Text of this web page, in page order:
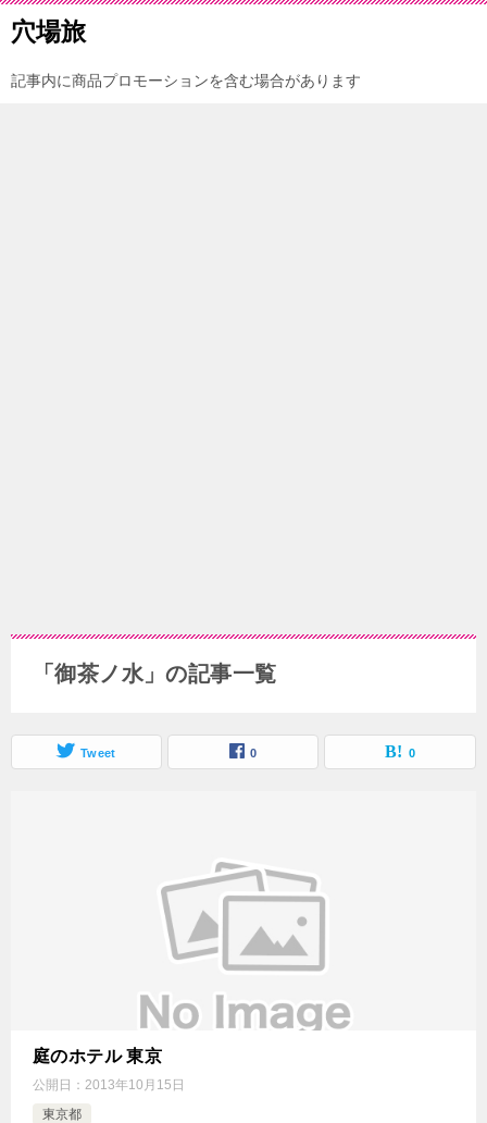
穴場旅
記事内に商品プロモーションを含む場合があります
「御茶ノ水」の記事一覧
Tweet 0 0
庭のホテル 東京
公開日： 2013年10月15日
東京都